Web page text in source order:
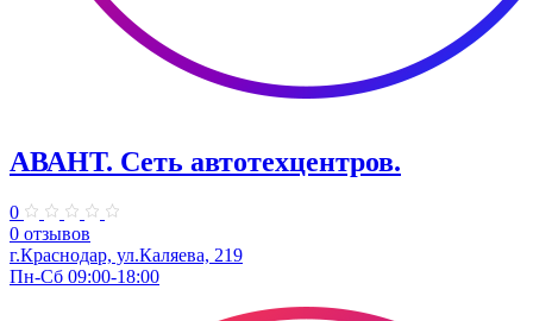
АВАНТ. ​Сеть автотехцентров.
0
0 отзывов
г.Краснодар, ул.Каляева, 219
Пн-Сб 09:00-18:00